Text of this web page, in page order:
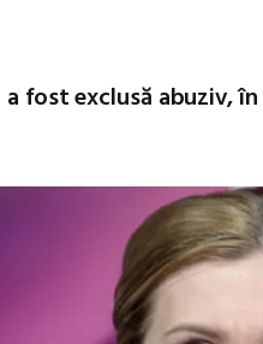
a fost exclusă abuziv,